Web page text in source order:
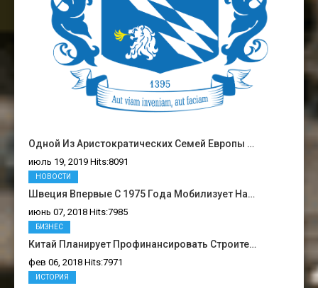
Одной Из Аристократических Семей Европы …
июль 19, 2019 Hits:8091
Швеция Впервые С 1975 Года Мобилизует На…
июнь 07, 2018 Hits:7985
НОВОСТИ
Китай Планирует Профинансировать Строите…
фев 06, 2018 Hits:7971
БИЗНЕС
ИСТОРИЯ